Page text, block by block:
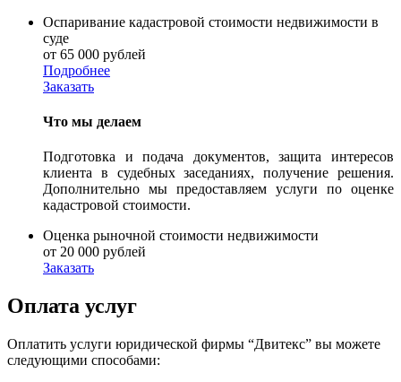
Оспаривание кадастровой стоимости недвижимости в
суде
от 65 000 рублей
Подробнее
Заказать
Что мы делаем
Подготовка и подача документов, защита интересов
клиента в судебных заседаниях, получение решения.
Дополнительно мы предоставляем услуги по оценке
кадастровой стоимости.
Оценка рыночной стоимости недвижимости
от 20 000 рублей
Заказать
Оплата услуг
Оплатить услуги юридической фирмы “Двитекс” вы можете
следующими способами: